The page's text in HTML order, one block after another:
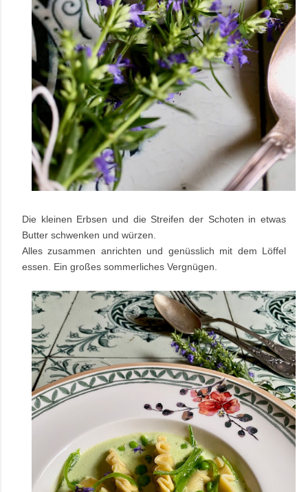
Die kleinen Erbsen und die Streifen der Schoten in etwas
Butter schwenken und würzen.
Alles zusammen anrichten und genüsslich mit dem Löffel
essen. Ein großes sommerliches Vergnügen.